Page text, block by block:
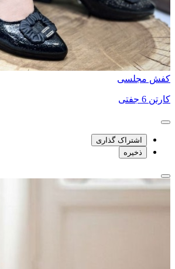
کفش مجلسی
کارتن 6 جفتی
اشتراک گذاری
ذخیره